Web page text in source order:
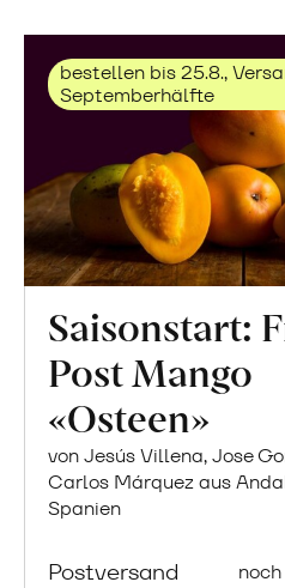
bestellen bis 25.8.,
Septemberhälfte
Saisonstart:
Post Mango
«Osteen»
von Jesús Villena, Jose
Carlos Márquez aus
Spanien
Postversand noch